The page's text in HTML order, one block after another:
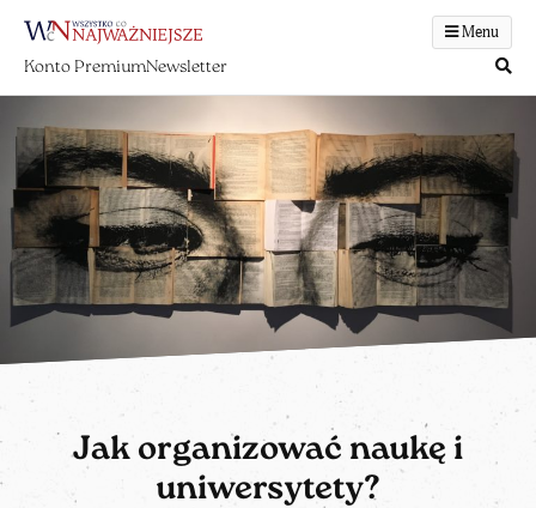
Menu
Konto PremiumNewsletter
Jak organizować naukę i
uniwersytety?